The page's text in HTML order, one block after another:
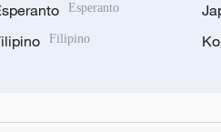
Esperanto
Filipino